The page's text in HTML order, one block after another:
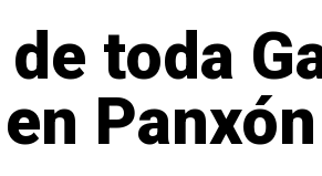
toda
Panxón